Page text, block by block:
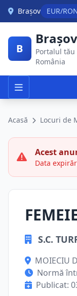
Skip to main
Brașov EUR/
B
Portalul
România
Acasă Locuri de
Acest
Data
S.C.
MOIECIU
Normă
Publicat: